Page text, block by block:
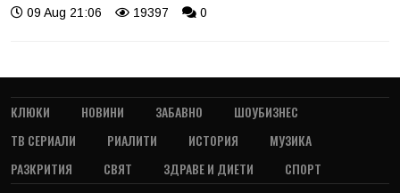
09 Aug 21:06 19397 0
КЛЮКИ НОВИНИ ЗАБАВНО
ШОУБИЗНЕС
ТВ СЕРИАЛИ
РИАЛИТИ ИСТОРИЯ
МУЗИКА
РАЗКРИТИЯ
СВЯТ ЗДРАВЕ И ДИЕТИ СПОРТ